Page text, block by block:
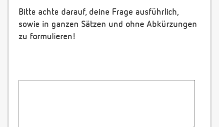
Bitte achte darauf, deine Frage ausführlich,
sowie in ganzen Sätzen und ohne Abkürzungen
zu formulieren!